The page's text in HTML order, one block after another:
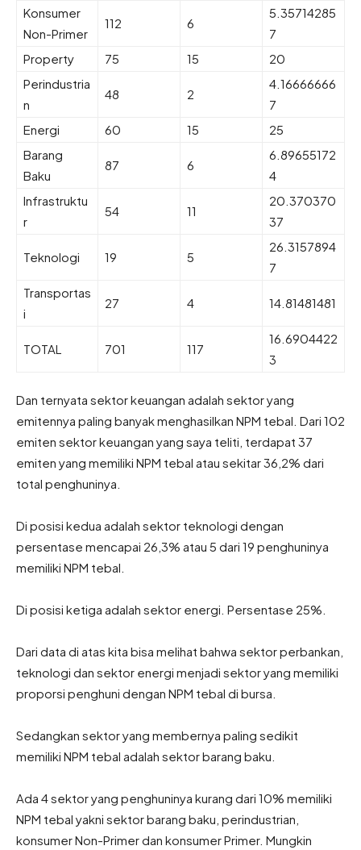
Konsumer
Non-Primer
112 6
5.35714285
7
Property
75 15
20
Perindustria
n
48 2
4.16666666
7
Energi
60 15
25
Barang
Baku
87 6
6.89655172
4
Infrastruktu
r
54 11
20.370370
37
Teknologi 19 5
26.3157894
7
Transportas
i
27 4 14.81481481
TOTAL 701 117
16.6904422
3
Dan ternyata sektor keuangan adalah sektor yang
emitennya paling banyak menghasilkan NPM tebal. Dari 102
emiten sektor keuangan yang saya teliti, terdapat 37
emiten yang memiliki NPM tebal atau sekitar 36,2% dari
total penghuninya.
Di posisi kedua adalah sektor teknologi dengan
persentase mencapai 26,3% atau 5 dari 19 penghuninya
memiliki NPM tebal.
Di posisi ketiga adalah sektor energi. Persentase 25%.
Dari data di atas kita bisa melihat bahwa sektor perbankan,
teknologi dan sektor energi menjadi sektor yang memiliki
proporsi penghuni dengan NPM tebal di bursa.
Sedangkan sektor yang membernya paling sedikit
memiliki NPM tebal adalah sektor barang baku.
Ada 4 sektor yang penghuninya kurang dari 10% memiliki
NPM tebal yakni sektor barang baku, perindustrian,
konsumer Non-Primer dan konsumer Primer. Mungkin